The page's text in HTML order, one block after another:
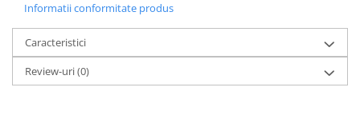
Fierastraie manuale
Fire motocoasa
Flexuri si Polizoare
Gresor / Decalimetru
Informatii conformitate produs
Caracteristici
Review-uri(0)